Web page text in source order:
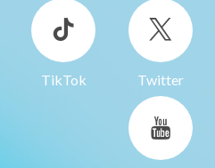
TikTok Twitter